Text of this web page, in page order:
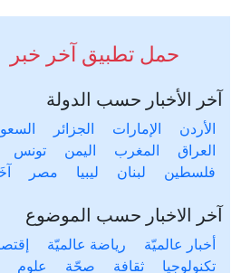
حمل تطبيق آخر خبر
آخر الأخبار حسب الدولة
الأردن الإمارات الجزائر
العراق
المغرب اليمن تونس
فلسطين
لبنان ليبيا مصر
آخر الاخبار حسب الموضوع
أخبار عالميّة رياضة عالميّة
تكنولوجيا
ثقافة صحّة علوم